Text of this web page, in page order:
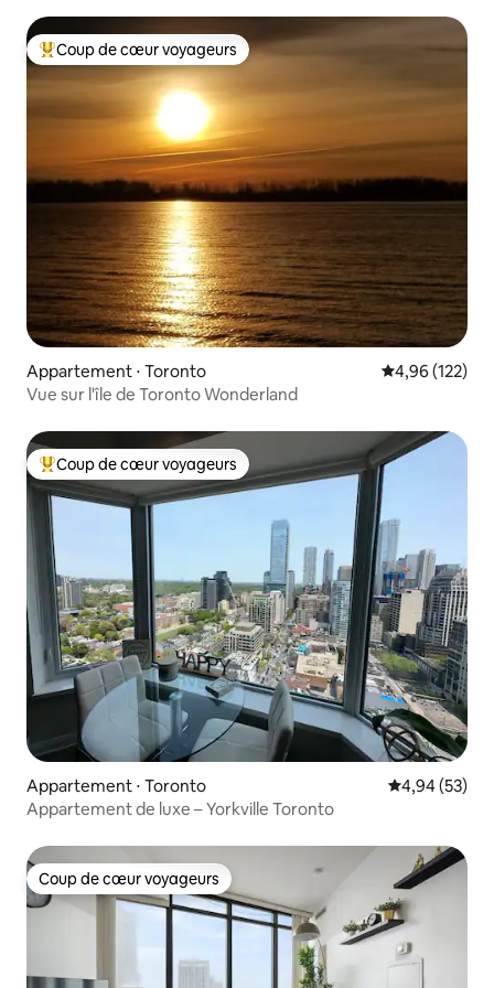
Coups de cœur voyageurs les plus appréciés
Coup de cœur voyageurs
Appartement ⋅ Toronto Évaluation
4,96 (122)
Vue sur l'île de Toronto Wonderland
Coups de cœur voyageurs les plus appréciés
Coup de cœur voyageurs
Appartement ⋅ Toronto Évaluation
4,94 (53)
Appartement de luxe – Yorkville Toronto
Coup de cœur voyageurs
Coup de cœur voyageurs